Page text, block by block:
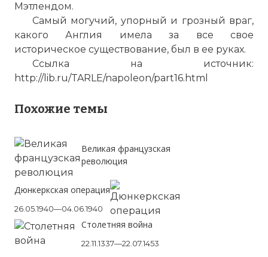
Мэтлендом.
Самый могучий, упорный и грозный враг,
какого Англия имела за все свое
историческое существование, был в ее руках.
Ссылка на источник:
http://lib.ru/TARLE/napoleon/part16.html
Похожие темы
Великая французская
революция
Дюнкеркская операция
26.05.1940—04.06.1940
Столетняя война
22.11.1337—22.07.1453